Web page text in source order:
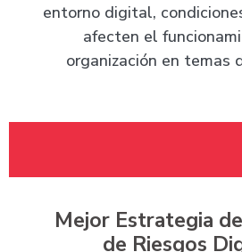
entorno digital,
afecten el
organización en temas
Mejor Estrategia
de Riesgos